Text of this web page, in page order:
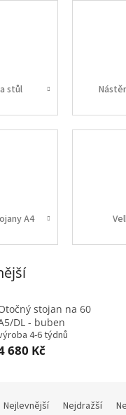
stůl
A4
stojan na 60
DL - buben
4-6 týdnů
680 Kč
Nejlevnější Nejdražší